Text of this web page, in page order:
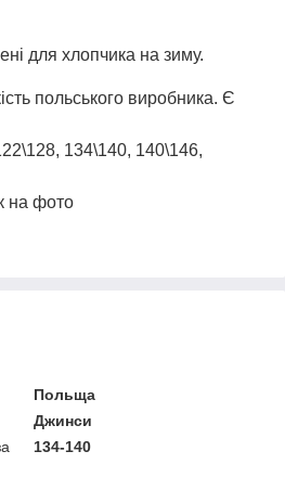
для хлопчика на зиму.
виробника. Є
134\140, 140\146,
158\164.
на фото
Польща
Джинси
134-140